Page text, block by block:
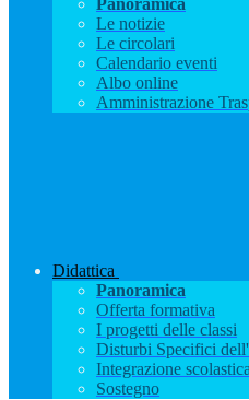
Panoramica
Le notizie
Le circolari
Calendario eventi
Albo online
Amministrazione
Didattica
Panoramica
Offerta formativa
I progetti delle classi
Disturbi Specifici
Integrazione scolastica
Sostegno